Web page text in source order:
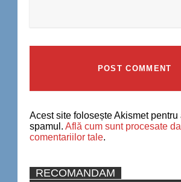
Acest site folosește Akismet pentru
spamul. Află cum sunt procesate
comentariilor tale.
RECOMANDAM